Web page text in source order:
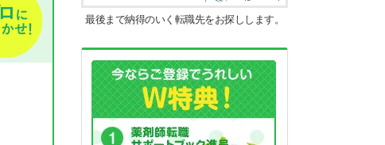
最後まで納得のいく転職先をお探しします。